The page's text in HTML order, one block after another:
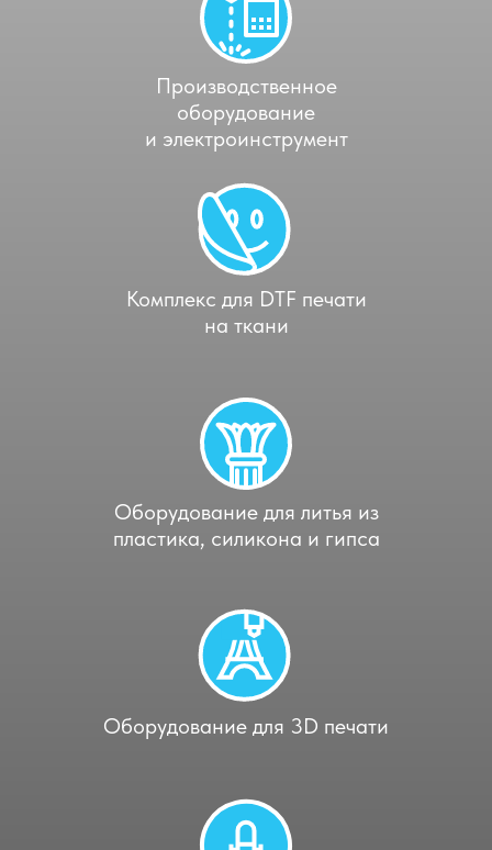
Производственное
оборудование
и электроинструмент
Комплекс для DTF печати
на ткани
Оборудование для литья из
пластика, силикона и гипса
Оборудование для 3D печати